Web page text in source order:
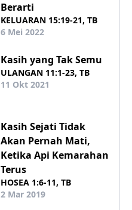
Berarti
KELUARAN 15:19-21, TB
6 Mei 2022
Kasih yang Tak Semu
ULANGAN 11:1-23, TB
11 Okt 2021
Kasih Sejati Tidak
Akan Pernah Mati,
Ketika Api Kemarahan
Terus
HOSEA 1:6-11, TB
2 Mar 2019